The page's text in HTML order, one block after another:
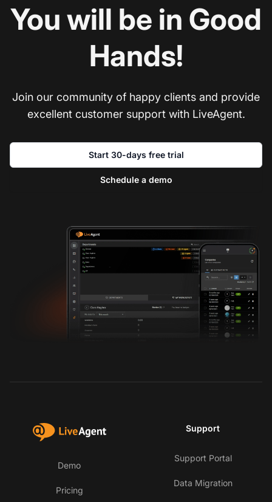
You will be in Good
Hands!
Join our community of happy clients and provide
excellent customer support with LiveAgent.
Start 30-days free trial
Schedule a demo
Demo
Pricing
Support
Support Portal
Data Migration